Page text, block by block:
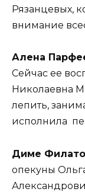
Рязанцевых,
внимание
Алена
Сейчас ее
Николаевна
лепить,
исполнила
Диме
опекуны